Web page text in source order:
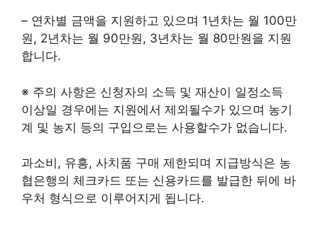
– 연차별 금액을 지원하고 있으며 1년차는 월 100만
원, 2년차는 월 90만원, 3년차는 월 80만원을 지원
합니다.
※ 주의 사항은 신청자의 소득 및 재산이 일정소득
이상일 경우에는 지원에서 제외될수가 있으며 농기
계 및 농지 등의 구입으로는 사용할수가 없습니다.
과소비, 유흥, 사치품 구매 제한되며 지급방식은 농
협은행의 체크카드 또는 신용카드를 발급한 뒤에 바
우처 형식으로 이루어지게 됩니다.